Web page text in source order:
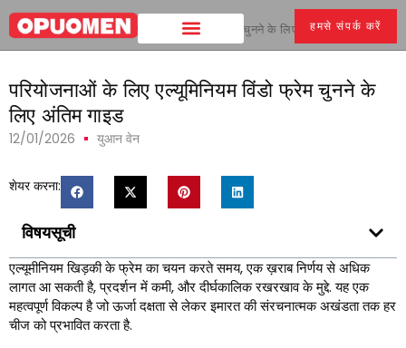
हमसे संपर्क करें
घर > परियोजनाओं के लिए एल्यूमिनियम विंडो फ्रेम चुनने के लिए अंतिम गाइड
परियोजनाओं के लिए एल्यूमिनियम विंडो फ्रेम चुनने के
लिए अंतिम गाइड
12/01/2026 युआन वेन
शेयर करना:
विषयसूची
एल्यूमीनियम खिड़की के फ्रेम का चयन करते समय, एक ख़राब निर्णय से अधिक
लागत आ सकती है, प्रदर्शन में कमी, और दीर्घकालिक रखरखाव के मुद्दे. यह एक
महत्वपूर्ण विकल्प है जो ऊर्जा दक्षता से लेकर इमारत की संरचनात्मक अखंडता तक हर
चीज को प्रभावित करता है.